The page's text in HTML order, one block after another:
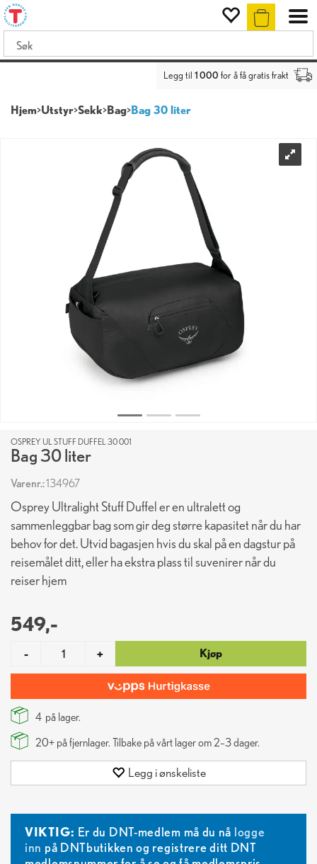
Legg til 1 000 for å få gratis frakt
Hjem>Utstyr>Sekk>Bag>Bag 30 liter
OSPREY UL STUFF DUFFEL 30 001
Bag 30 liter
Varenr.:134967
Osprey Ultralight Stuff Duffel er en ultralett og
sammenleggbar bag som gir deg større kapasitet når du har
behov for det. Utvid bagasjen hvis du skal på en dagstur på
reisemålet ditt, eller ha ekstra plass til suvenirer når du
reiser hjem
549,-
- + Kjøp
4 på lager.
20+ på fjernlager. Tilbake på vårt lager om 2–3 dager.
Legg i ønskeliste
VIKTIG: Er du DNT-medlem må du nå logge
inn på DNTbutikken og registrere ditt DNT